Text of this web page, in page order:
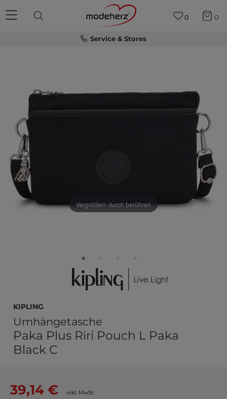
Service & Stores
0 0
Vergrößern durch berühren
kipling
Umhängetasche
Paka Plus Riri Pouch L Paka
Black C
39,14 € inkl. MwSt.